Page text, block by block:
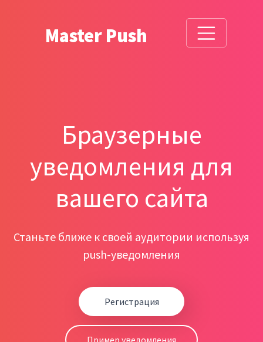
Master Push
Браузерные
уведомления для
вашего сайта
Станьте ближе к своей аудитории используя
push-уведомления
Регистрация
Пример уведомления